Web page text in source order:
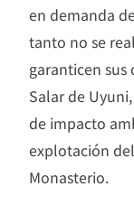
en demanda
tanto no se
garanticen sus
Salar de
de impacto
explotación
Monasterio.